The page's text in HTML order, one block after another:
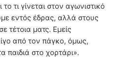
τι γίνεται στον αγωνιστικό
εντός έδρας, αλλά στους
τέτοια ματς. Εμείς
από τον πάγκο, όμως,
παιδιά στο χορτάρι».